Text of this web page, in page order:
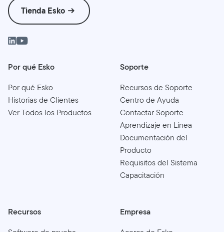
Tienda Esko
Por qué Esko
Por qué Esko
Historias de Clientes
Ver Todos los Productos
Soporte
Recursos de Soporte
Centro de Ayuda
Contactar Soporte
Aprendizaje en Línea
Documentación del
Producto
Requisitos del Sistema
Capacitación
Recursos
Empresa